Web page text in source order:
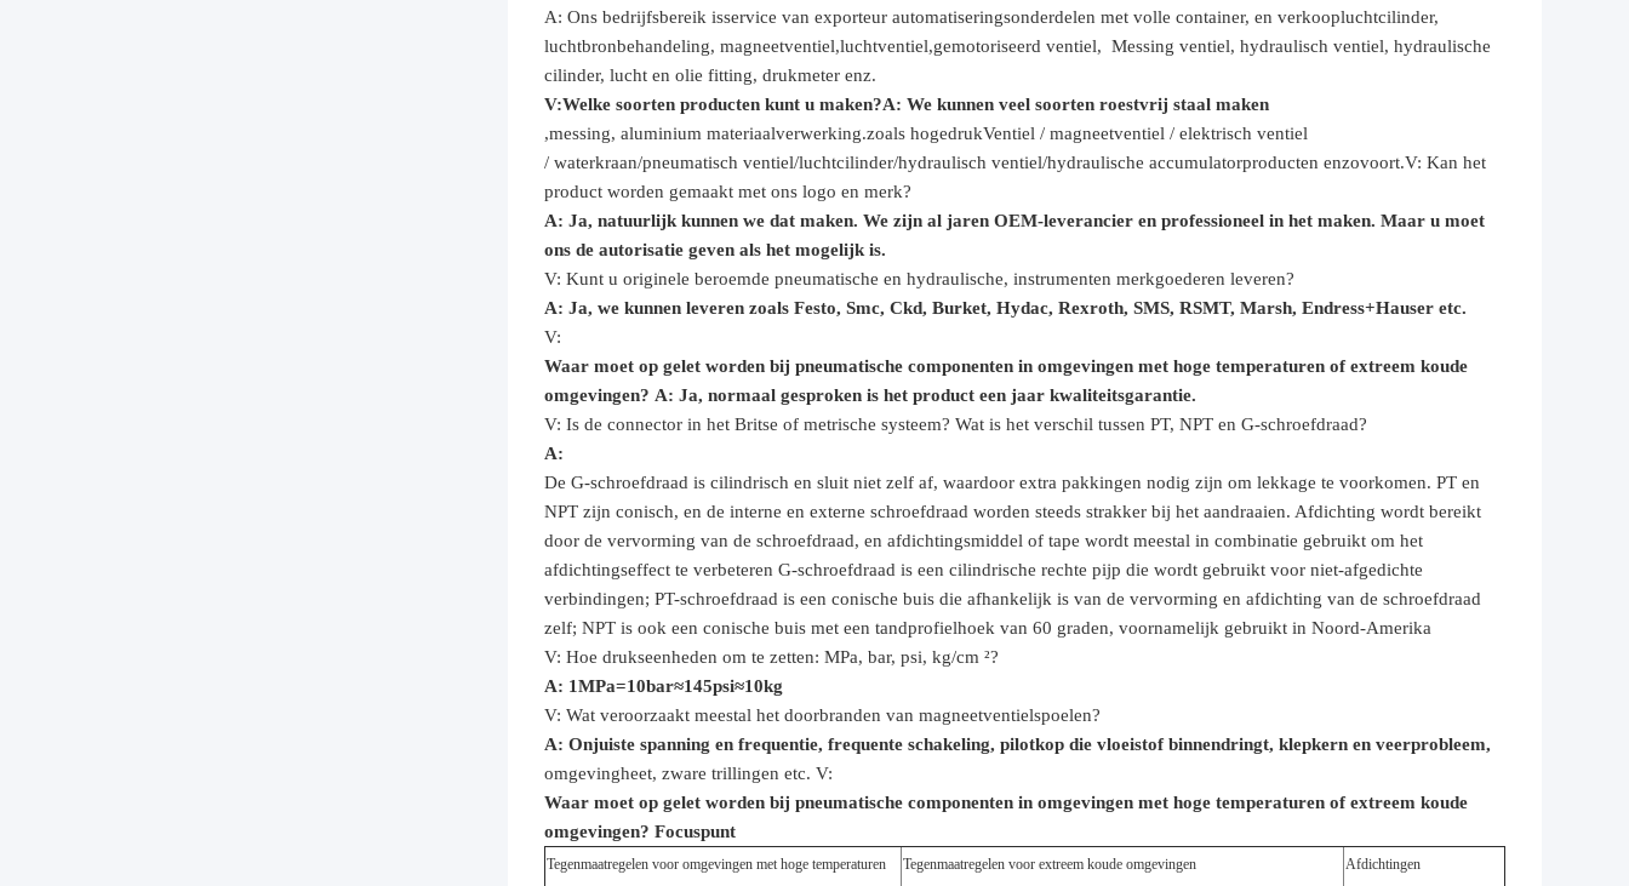
A: Ons bedrijfsbereik isservice van exporteur automatiseringsonderdelen met volle container, en verkoopluchtcilinder,
luchtbronbehandeling, magneetventiel,luchtventiel,gemotoriseerd ventiel, Messing ventiel, hydraulisch ventiel, hydraulische
cilinder, lucht en olie fitting, drukmeter enz.
V:Welke soorten producten kunt u maken?A: We kunnen veel soorten roestvrij staal maken
,messing, aluminium materiaalverwerking.zoals hogedrukVentiel / magneetventiel / elektrisch ventiel
/ waterkraan/pneumatisch ventiel/luchtcilinder/hydraulisch ventiel/hydraulische accumulatorproducten enzovoort.V: Kan het
product worden gemaakt met ons logo en merk?
A: Ja, natuurlijk kunnen we dat maken. We zijn al jaren OEM-leverancier en professioneel in het maken. Maar u moet
ons de autorisatie geven als het mogelijk is.
V: Kunt u originele beroemde pneumatische en hydraulische, instrumenten merkgoederen leveren?
A: Ja, we kunnen leveren zoals Festo, Smc, Ckd, Burket, Hydac, Rexroth, SMS, RSMT, Marsh, Endress+Hauser etc.
V:
Waar moet op gelet worden bij pneumatische componenten in omgevingen met hoge temperaturen of extreem koude
omgevingen? A: Ja, normaal gesproken is het product een jaar kwaliteitsgarantie.
V: Is de connector in het Britse of metrische systeem? Wat is het verschil tussen PT, NPT en G-schroefdraad?
A:
De G-schroefdraad is cilindrisch en sluit niet zelf af, waardoor extra pakkingen nodig zijn om lekkage te voorkomen. PT en
NPT zijn conisch, en de interne en externe schroefdraad worden steeds strakker bij het aandraaien. Afdichting wordt bereikt
door de vervorming van de schroefdraad, en afdichtingsmiddel of tape wordt meestal in combinatie gebruikt om het
afdichtingseffect te verbeteren G-schroefdraad is een cilindrische rechte pijp die wordt gebruikt voor niet-afgedichte
verbindingen; PT-schroefdraad is een conische buis die afhankelijk is van de vervorming en afdichting van de schroefdraad
zelf; NPT is ook een conische buis met een tandprofielhoek van 60 graden, voornamelijk gebruikt in Noord-Amerika
V: Hoe drukseenheden om te zetten: MPa, bar, psi, kg/cm ²?
A: 1MPa=10bar≈145psi≈10kg
V: Wat veroorzaakt meestal het doorbranden van magneetventielspoelen?
A: Onjuiste spanning en frequentie, frequente schakeling, pilotkop die vloeistof binnendringt, klepkern en veerprobleem,
omgevingheet, zware trillingen etc. V:
Waar moet op gelet worden bij pneumatische componenten in omgevingen met hoge temperaturen of extreem koude
omgevingen? Focuspunt
Tegenmaatregelen voor omgevingen met hoge temperaturen Tegenmaatregelen voor extreem koude omgevingen Afdichtingen